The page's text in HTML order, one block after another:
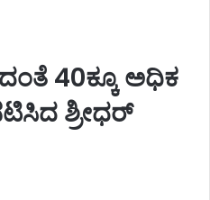
40ಕ್ಕೂ ಅಧಿಕ
ಶ್ರೀಧರ್